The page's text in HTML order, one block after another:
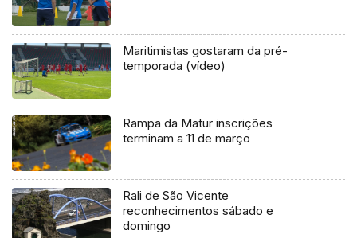
Maritimistas gostaram da pré-
temporada (vídeo)
Rampa da Matur inscrições
terminam a 11 de março
Rali de São Vicente
reconhecimentos sábado e
domingo